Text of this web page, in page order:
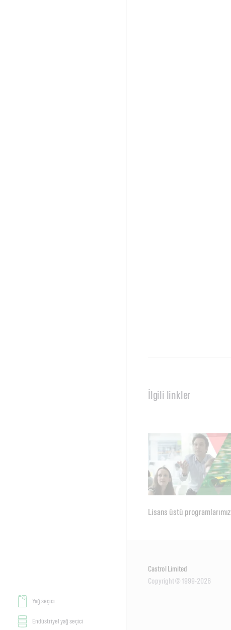
Yağ seçici
Endüstriyel yağ seçici
İlgili linkler
Lisans üstü programlarımız
Castrol Limited
Copyright © 1999-2026